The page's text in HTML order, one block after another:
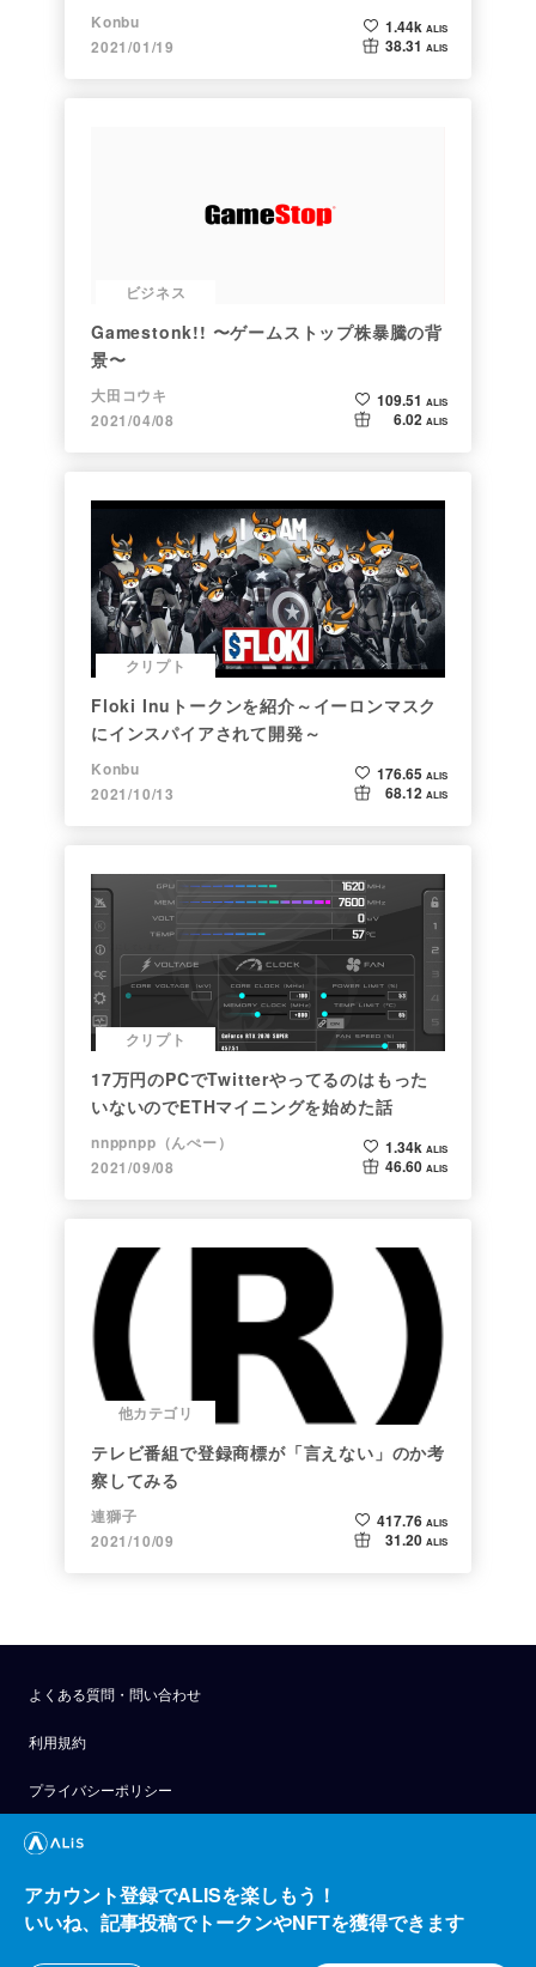
まで。注目される非証券性🐶
Konbu
2021/01/19
1.44k ALIS
38.31 ALIS
ビジネス
Gamestonk!! 〜ゲームストップ株暴騰の背
景〜
大田コウキ
2021/04/08
109.51 ALIS
6.02 ALIS
クリプト
Floki Inuトークンを紹介～イーロンマスク
にインスパイアされて開発～
Konbu
2021/10/13
176.65 ALIS
68.12 ALIS
クリプト
17万円のPCでTwitterやってるのはもった
いないのでETHマイニングを始めた話
nnppnpp（んぺー）
2021/09/08
1.34k ALIS
46.60 ALIS
他カテゴリ
テレビ番組で登録商標が「言えない」のか考
察してみる
連獅子
2021/10/09
417.76 ALIS
31.20 ALIS
よくある質問・問い合わせ
利用規約
プライバシーポリシー
公式アナウンス
技術ブログ
API
アカウント登録でALISを楽しもう！
いいね、記事投稿でトークンやNFTを獲得できます